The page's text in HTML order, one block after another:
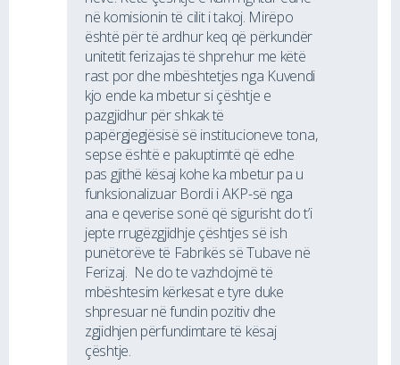
në komisionin të cilit i takoj. Mirëpo
është për të ardhur keq që përkundër
unitetit ferizajas të shprehur me këtë
rast por dhe mbështetjes nga Kuvendi
kjo ende ka mbetur si çështje e
pazgjidhur për shkak të
papërgjegjësisë së institucioneve tona,
sepse është e pakuptimtë që edhe
pas gjithë kësaj kohe ka mbetur pa u
funksionalizuar Bordi i AKP-së nga
ana e qeverise sonë që sigurisht do t’i
jepte rrugëzgjidhje çështjes së ish
punëtorëve të Fabrikës së Tubave në
Ferizaj. Ne do te vazhdojmë të
mbështesim kërkesat e tyre duke
shpresuar në fundin pozitiv dhe
zgjidhjen përfundimtare të kësaj
çështje.